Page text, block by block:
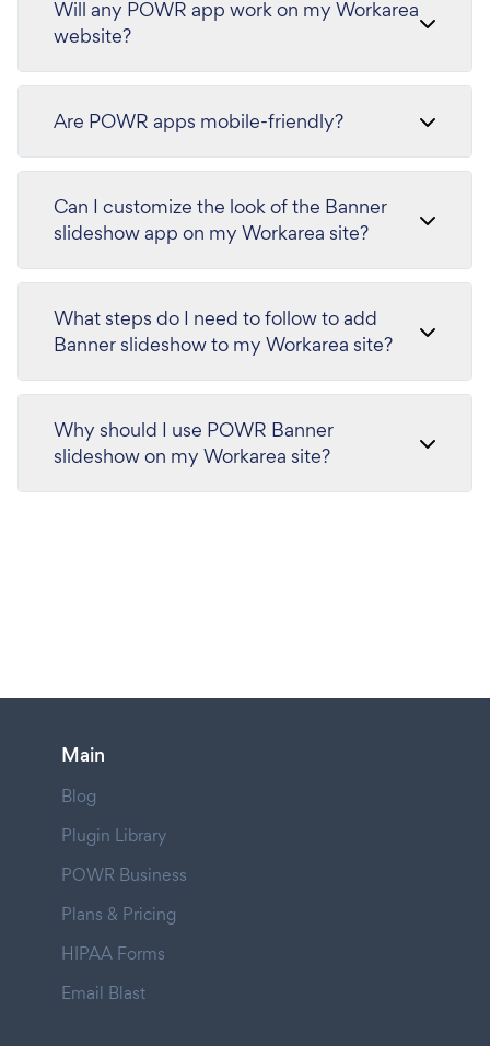
Will any POWR app work on my Workarea
website?
Are POWR apps mobile-friendly?
Can I customize the look of the Banner
slideshow app on my Workarea site?
What steps do I need to follow to add
Banner slideshow to my Workarea site?
Why should I use POWR Banner
slideshow on my Workarea site?
Main
Blog
Plugin Library
POWR Business
Plans & Pricing
HIPAA Forms
Email Blast